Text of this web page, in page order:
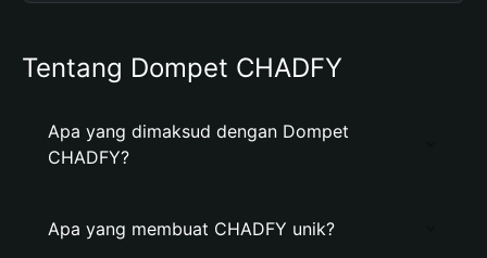
Tentang Dompet CHADFY
Apa yang dimaksud dengan Dompet
CHADFY?
Apa yang membuat CHADFY unik?